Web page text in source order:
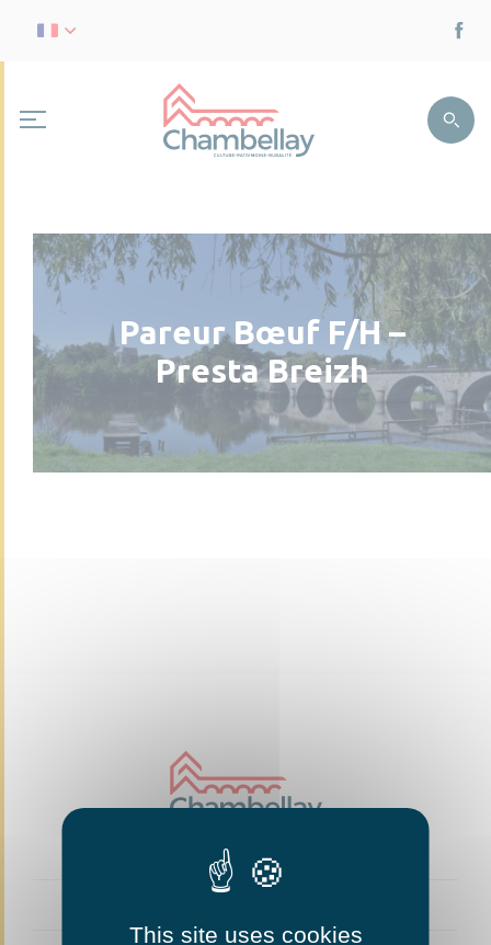
Pareur Bœuf F/H –
Presta Breizh
This site uses cookies